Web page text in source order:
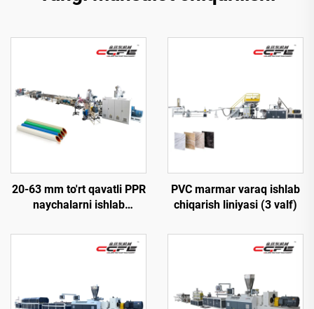
20-63 mm to'rt qavatli PPR
naychalarni ishlab
PVC marmar varaq ishlab
chiqarish liniyasi (3 valf)